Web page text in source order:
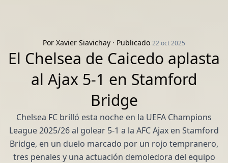
Por Xavier Siavichay · Publicado 22 oct 2025
El Chelsea de Caicedo aplasta
al Ajax 5-1 en Stamford
Bridge
Chelsea FC brilló esta noche en la UEFA Champions
League 2025/26 al golear 5-1 a la AFC Ajax en Stamford
Bridge, en un duelo marcado por un rojo tempranero,
tres penales y una actuación demoledora del equipo